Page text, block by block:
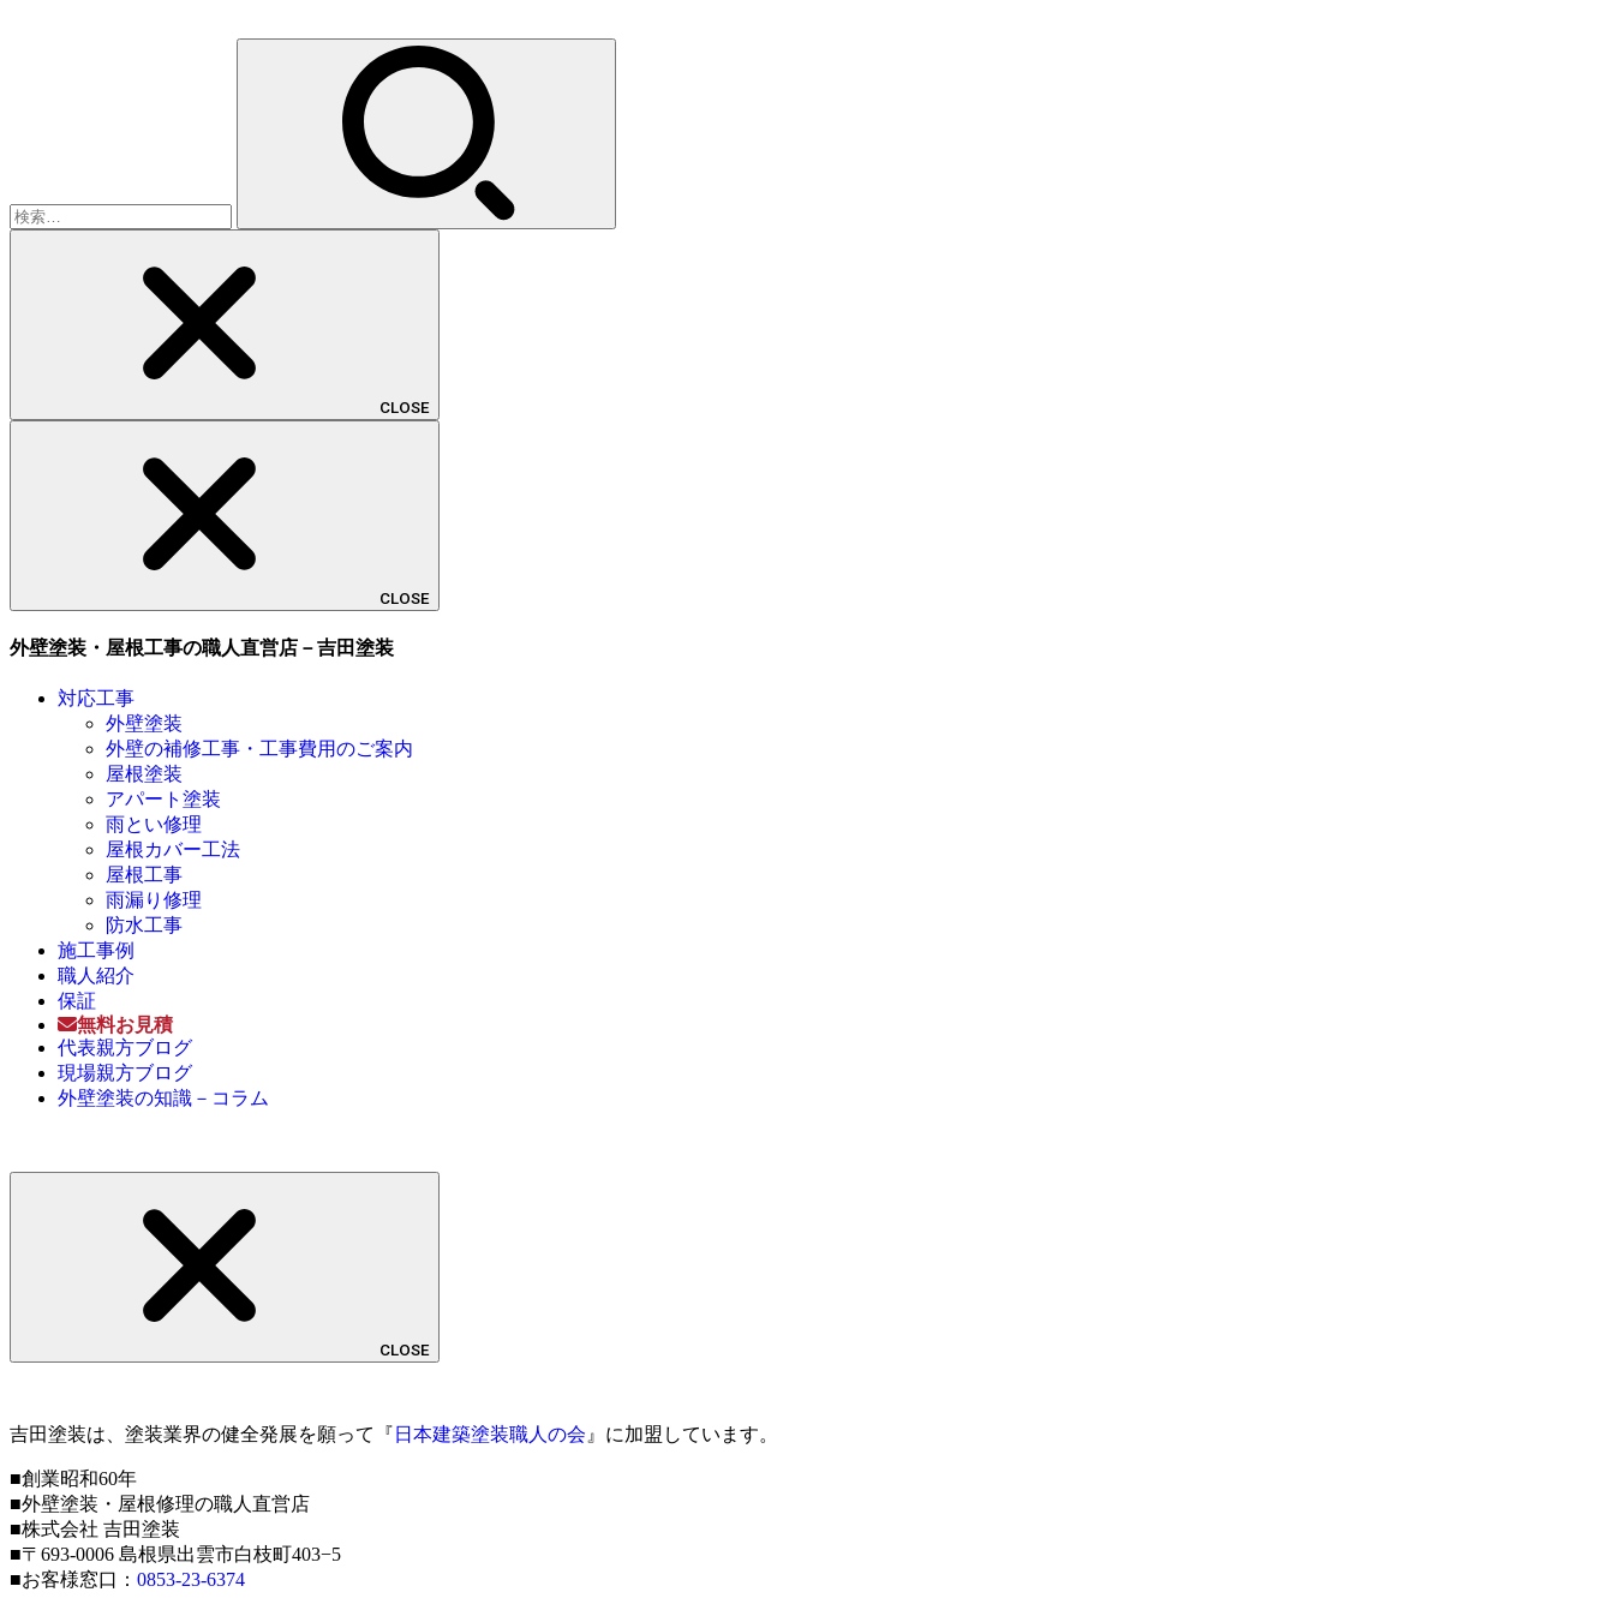
CLOSE
CLOSE
外壁塗装・屋根工事の職人直営店－吉田塗装
対応工事
外壁塗装
外壁の補修工事・工事費用のご案内
屋根塗装
アパート塗装
雨とい修理
屋根カバー工法
屋根工事
雨漏り修理
防水工事
施工事例
職人紹介
保証
無料お見積
代表親方ブログ
現場親方ブログ
外壁塗装の知識－コラム
CLOSE
吉田塗装は、塗装業界の健全発展を願って『 日本建築塗装職人の会 』に加盟しています。
■創業昭和60年
■外壁塗装・屋根修理の職人直営店
■株式会社 吉田塗装
■〒693-0006 島根県出雲市白枝町403−5
■お客様窓口： 0853-23-6374